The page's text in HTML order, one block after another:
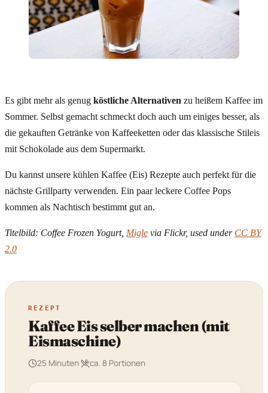
Es gibt mehr als genug köstliche Alternativen zu heißem Kaffee im
Sommer. Selbst gemacht schmeckt doch auch um einiges besser, als
die gekauften Getränke von Kaffeeketten oder das klassische Stileis
mit Schokolade aus dem Supermarkt.
Du kannst unsere kühlen Kaffee (Eis) Rezepte auch perfekt für die
nächste Grillparty verwenden. Ein paar leckere Coffee Pops
kommen als Nachtisch bestimmt gut an.
Titelbild: Coffee Frozen Yogurt, Migle via Flickr, used under CC BY
2.0
REZEPT
Kaffee Eis selber machen (mit
Eismaschine)
25 Minuten· ca. 8 Portionen